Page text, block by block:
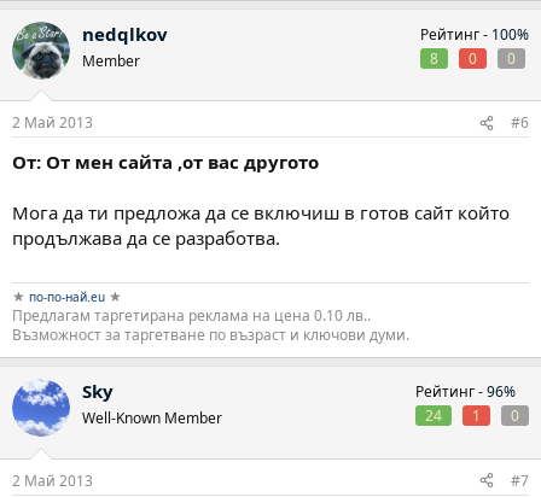
nedqlkov
Member
Рейтинг - 100%
8
0 0
2 Май 2013 #6
От: От мен сайта ,от вас другото
Мога да ти предложа да се включиш в готов сайт който
продължава да се разработва.
★ по-по-най.eu ★
Предлагам таргетирана реклама на цена 0.10 лв..
Възможност за таргетване по възраст и ключови думи.
Sky
Well-Known Member
Рейтинг -96%
24
1 0
2 Май 2013 #7